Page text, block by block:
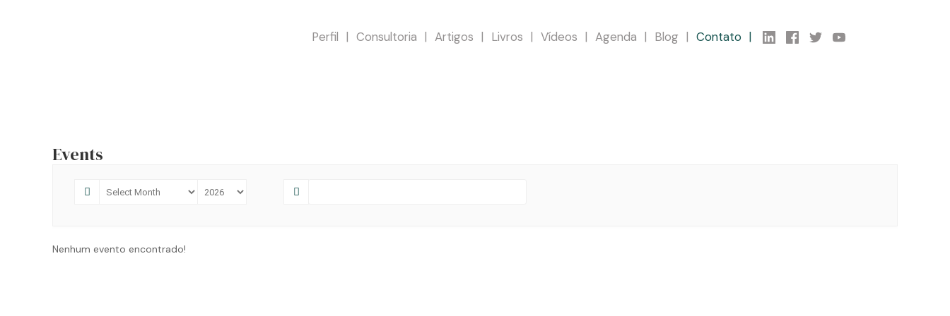
Perfil Consultoria Artigos Livros Vídeos Agenda Blog Contato
Events
Nenhum evento encontrado!